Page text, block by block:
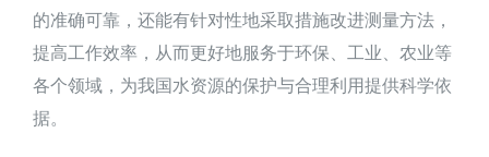
的准确可靠，还能有针对性地采取措施改进测量方法，
提高工作效率，从而更好地服务于环保、工业、农业等
各个领域，为我国水资源的保护与合理利用提供科学依
据。